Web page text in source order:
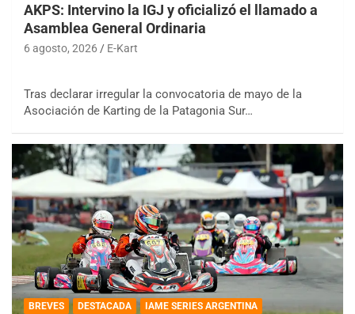
AKPS: Intervino la IGJ y oficializó el llamado a
Asamblea General Ordinaria
6 agosto, 2026 E-Kart
Tras declarar irregular la convocatoria de mayo de la
Asociación de Karting de la Patagonia Sur…
BREVES DESTACADA
IAME SERIES ARGENTINA